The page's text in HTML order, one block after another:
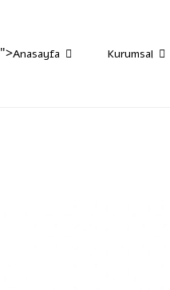
">Anasayfa Kurumsal